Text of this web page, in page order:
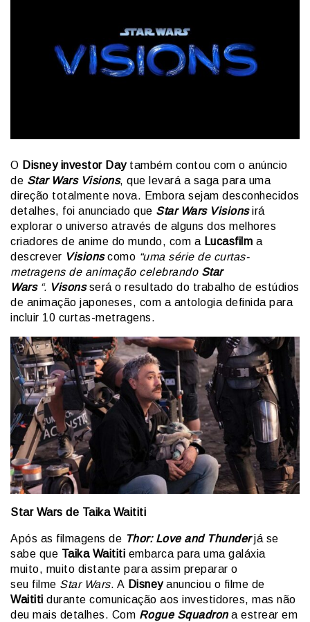
O Disney investor Daytambém contou com o anúncio
de Star Wars Visions, que levará a saga para uma
direção totalmente nova. Embora sejam desconhecidos
detalhes, foi anunciado que Star Wars Visionsirá
explorar o universo através de alguns dos melhores
criadores de anime do mundo, com a Lucasfilm a
descrever Visionscomo “uma série de curtas-
metragens de animação celebrando Star
Wars“. Visons será o resultado do trabalho de estúdios
de animação japoneses, com a antologia definida para
incluir 10 curtas-metragens.
Star Wars de Taika Waititi
Após as filmagens de Thor: Love and Thunderjá se
sabe que Taika Waititi embarca para uma galáxia
muito, muito distante para assim preparar o
seu filme Star Wars. A Disneyanunciou o filme de
Waititi durante comunicação aos investidores, mas não
deu mais detalhes. Com Rogue Squadrona estrear em